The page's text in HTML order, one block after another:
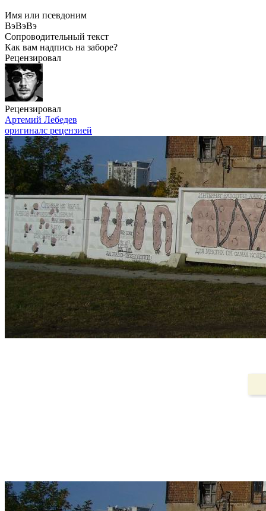
Имя или псевдоним
ВэВэВэ
Сопроводительный текст
Как вам надпись на заборе?
Рецензировал
Рецензировал
Артемий Лебедев
оригиналс рецензией